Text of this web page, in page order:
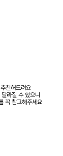
천해드려요
라질 수 있으니
꼭 참고해주세요